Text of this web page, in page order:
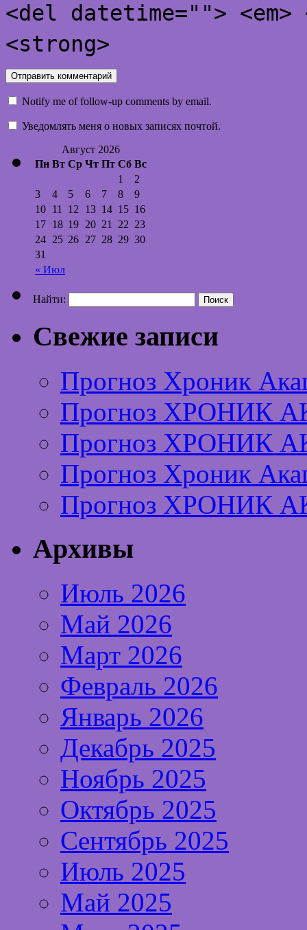
<del datetime="">
<strong>
Notify me of follow-up comments by email.
Уведомлять меня о новых записях почтой.
Август 2026
Пн Вт Ср Чт Пт Сб Вс
« Июл
1
2
3
4 5 6 7 8
9
10 11 12 13 14 15 16
17 18 19 20 21 22 23
24 25 26 27 28 29 30
31
Найти:
Свежие записи
Прогноз Хроник
Прогноз ХРОНИК
Прогноз ХРОНИК
Прогноз Хроник
Прогноз ХРОНИК
Архивы
Июль 2026
Май 2026
Март 2026
Февраль 2026
Январь 2026
Декабрь 2025
Ноябрь 2025
Октябрь 2025
Сентябрь 2025
Июль 2025
Май 2025